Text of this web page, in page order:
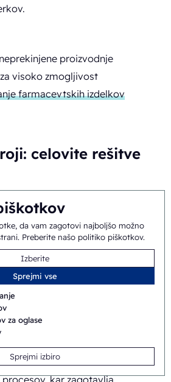
da vam zagotovi najboljšo možno
Preberite našo politiko piškotkov.
Izberite
Sprejmi vse
za oglase
Sprejmi izbiro
proizvodnje
visoko zmogljivost
farmacevtskih izdelkov
celovite rešitve
strojev za pakiranje.
ki podpirajo vaše potrebe
stopnji:
in vzorcev
izpopolnjevanja vaših načrtov
ponuja storitve izdelave
kar vam omogoča, da si
v polnem obsegu
svoje koncepte embalaže.
: Naše stroje je
vašim specifičnim zahtevam
kar zagotavlja